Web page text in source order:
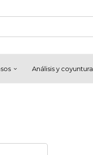
Análisis y coyuntura